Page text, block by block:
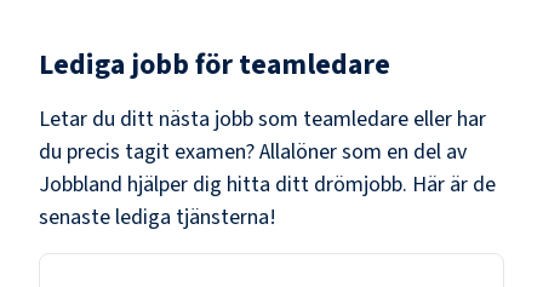
Lediga jobb förteamledare
Letar du ditt nästa jobb som teamledare eller har
du precis tagit examen? Allalöner som en del av
Jobbland hjälper dig hitta ditt drömjobb. Här är de
senaste lediga tjänsterna!